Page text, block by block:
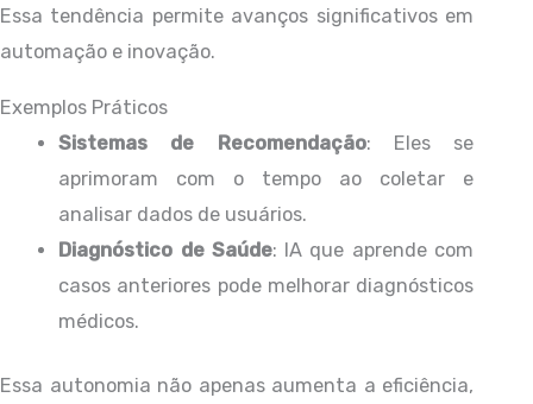
Essa tendência permite avanços significativos em
automação e inovação.
Exemplos Práticos
Sistemas de Recomendação: Eles se
aprimoram com o tempo ao coletar e
analisar dados de usuários.
Diagnóstico de Saúde: IA que aprende com
casos anteriores pode melhorar diagnósticos
médicos.
Essa autonomia não apenas aumenta a eficiência,